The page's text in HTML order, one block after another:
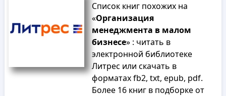
Список книг похожих на
«Организация
менеджмента в малом
бизнесе» : читать в
электронной библиотеке
Литрес или скачать в
форматах fb2, txt, epub, pdf.
Более 16 книг в подборке от